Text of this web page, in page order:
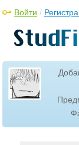
Войти /